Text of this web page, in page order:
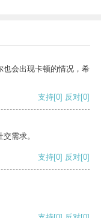
也会出现卡顿的情况，希
支持[0] 反对[0]
需求。
支持[0] 反对[0]